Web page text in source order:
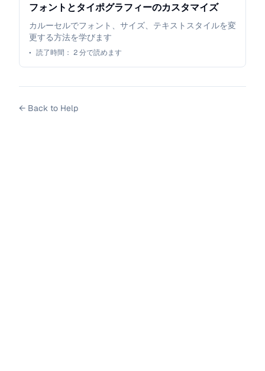
フォントとタイポグラフィーのカスタマイズ
カルーセルでフォント、サイズ、テキストスタイルを変
更する方法を学びます
• 読了時間： 2分で読めます
← Back to Help